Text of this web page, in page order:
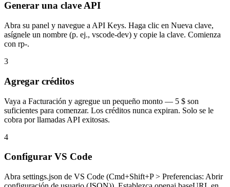
Generar una clave API
Abra su panel y navegue a API Keys. Haga clic en Nueva clave,
asígnele un nombre (p. ej., vscode-dev) y copie la clave. Comienza
con rp-.
3
Agregar créditos
Vaya a Facturación y agregue un pequeño monto — 5 $ son
suficientes para comenzar. Los créditos nunca expiran. Solo se le
cobra por llamadas API exitosas.
4
Configurar VS Code
Abra settings.json de VS Code (Cmd+Shift+P > Preferencias: Abrir